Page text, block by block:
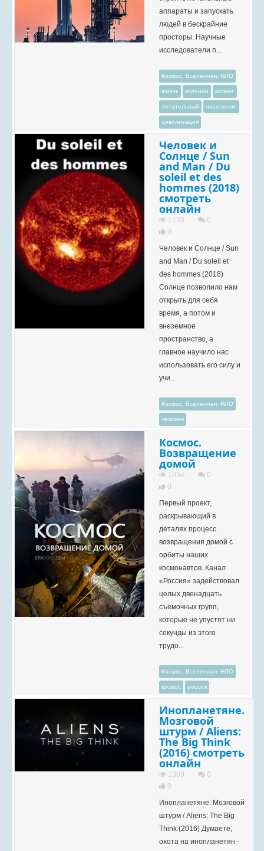
аппараты и запускать
людей в бескрайние
просторы. Научные
исследователи п...
Космос, Вселенная, НЛО
жизнь колонии космос
летательный население
цивилизация
Человек и
Солнце / Sun
and Man / Du
soleil et des
hommes (2018)
смотреть
онлайн
1138
0
0
Человек и Солнце / Sun
and Man / Du soleil et
des hommes (2018)
Солнце позволило нам
открыть для себя
время, а потом и
внеземное
пространство, а
главное научило нас
использовать его силу и
учи...
Космос, Вселенная, НЛО
человек
Космос.
Возвращение
домой
1094
0
0
Первый проект,
раскрывающий в
деталях процесс
возвращения домой с
орбиты наших
космонавтов. Канал
«Россия» задействовал
целых двенадцать
съемочных групп,
которые не упустят ни
секунды из этого
трудо...
Космос, Вселенная, НЛО
космос россия
Инопланетяне.
Мозговой
штурм / Aliens:
The Big Think
(2016) смотреть
онлайн
1309
0
0
Инопланетяне. Мозговой
штурм / Aliens: The Big
Think (2016) Думаете,
охота на инопланетян -